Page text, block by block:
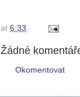
at 6:33
Žádné
Okomentovat